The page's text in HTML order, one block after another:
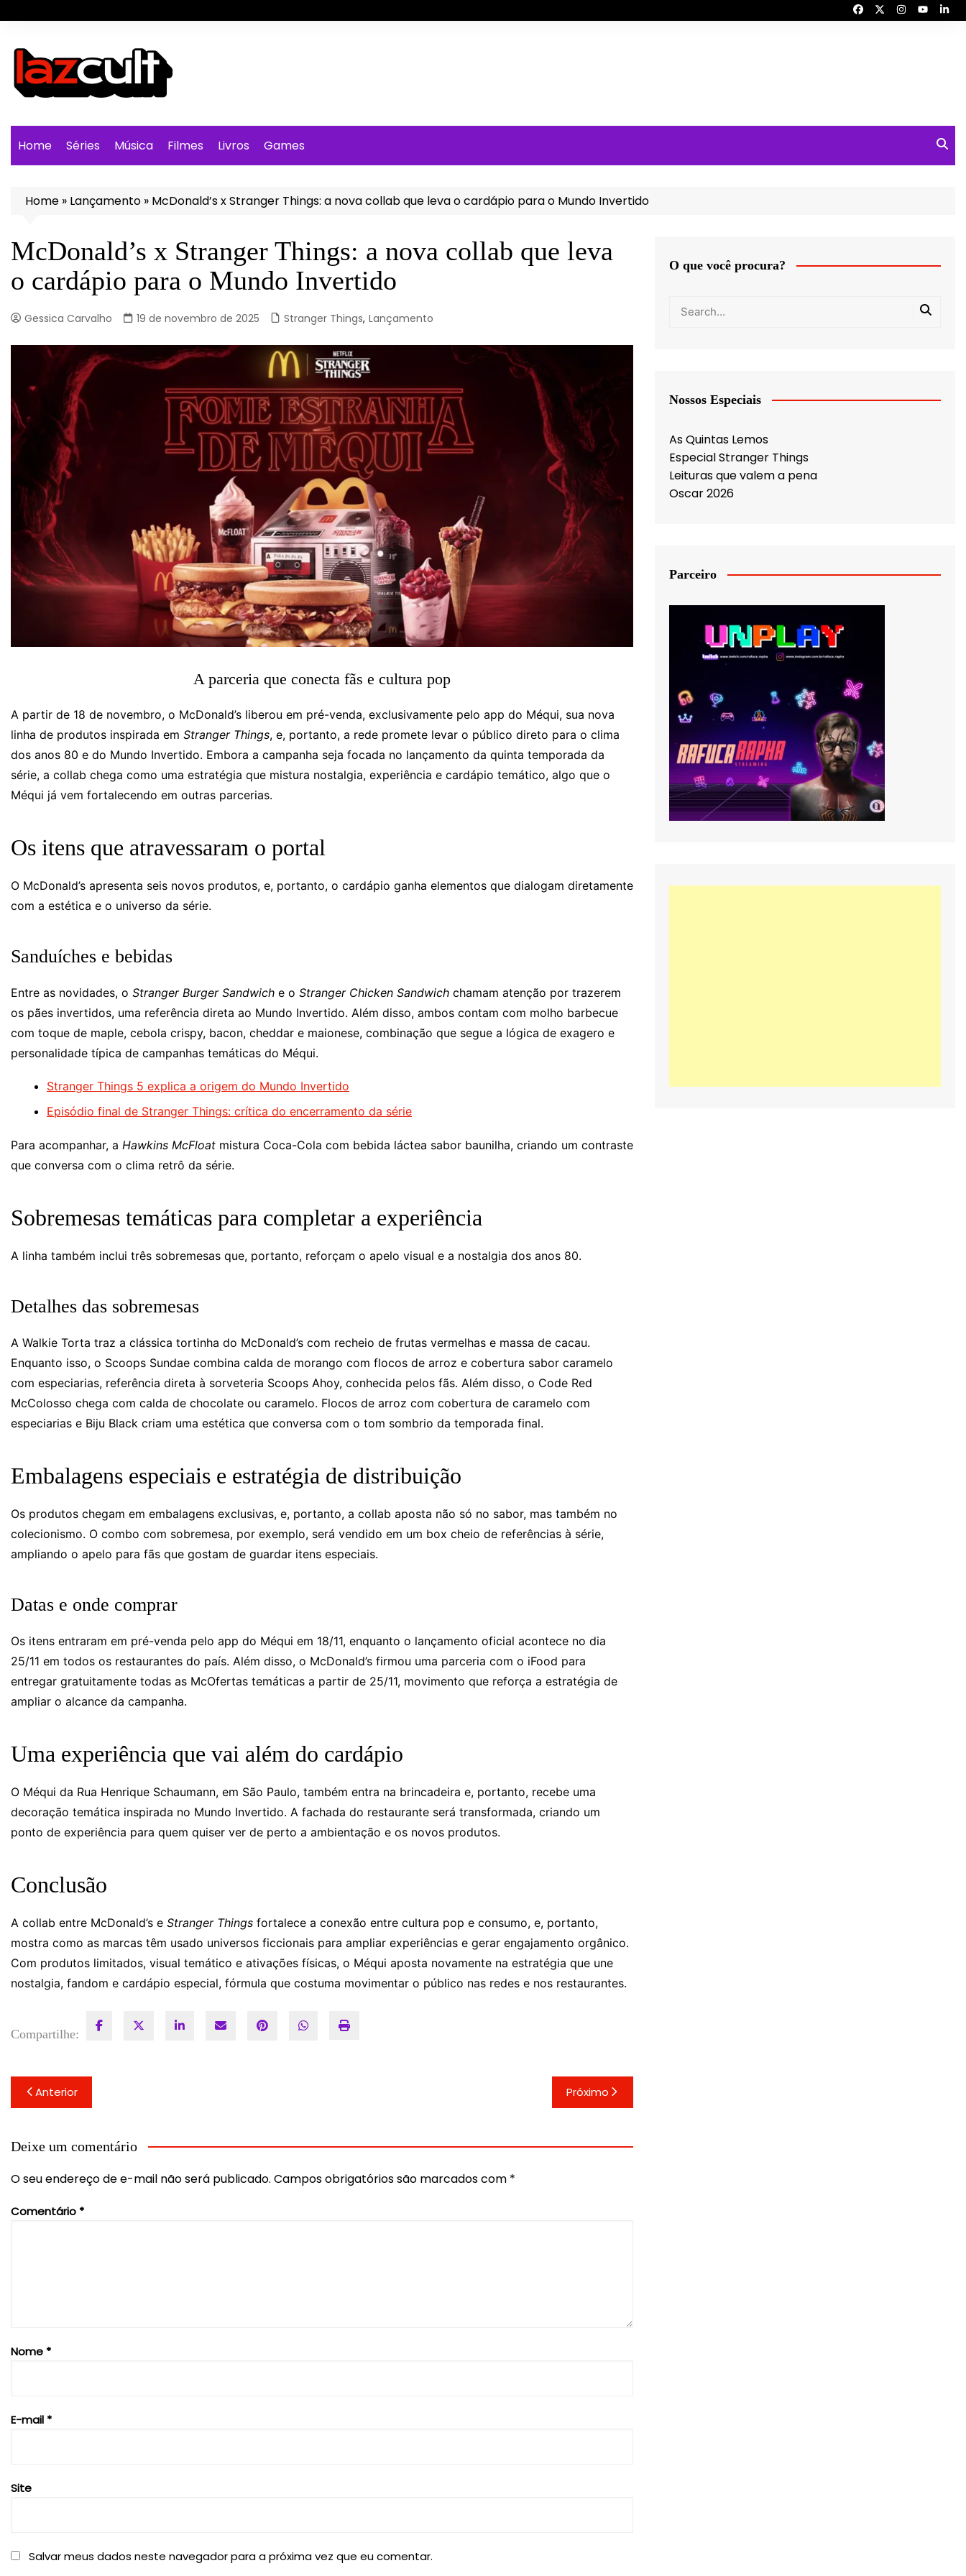
para
conteúdo
Home Séries Música Filmes Livros Games
Home » Lançamento » McDonald’s x Stranger Things: a nova collab que leva o cardápio para o Mundo Invertido
McDonald’s x Stranger Things: a nova collab que leva
o cardápio para o Mundo Invertido
Gessica Carvalho 19 de novembro de 2025 Stranger Things, Lançamento
A parceria que conecta fãs e cultura pop
A partir de 18 de novembro, o McDonald’s liberou em pré-venda, exclusivamente pelo app do Méqui, sua nova
linha de produtos inspirada em Stranger Things, e, portanto, a rede promete levar o público direto para o clima
dos anos 80 e do Mundo Invertido. Embora a campanha seja focada no lançamento da quinta temporada da
série, a collab chega como uma estratégia que mistura nostalgia, experiência e cardápio temático, algo que o
Méqui já vem fortalecendo em outras parcerias.
Os itens que atravessaram o portal
O McDonald’s apresenta seis novos produtos, e, portanto, o cardápio ganha elementos que dialogam diretamente
com a estética e o universo da série.
Sanduíches e bebidas
Entre as novidades, o Stranger Burger Sandwich e o Stranger Chicken Sandwich chamam atenção por trazerem
os pães invertidos, uma referência direta ao Mundo Invertido. Além disso, ambos contam com molho barbecue
com toque de maple, cebola crispy, bacon, cheddar e maionese, combinação que segue a lógica de exagero e
personalidade típica de campanhas temáticas do Méqui.
Stranger Things 5 explica a origem do Mundo Invertido
Episódio final de Stranger Things: crítica do encerramento da série
Para acompanhar, a Hawkins McFloat mistura Coca-Cola com bebida láctea sabor baunilha, criando um contraste
que conversa com o clima retrô da série.
Sobremesas temáticas para completar a experiência
A linha também inclui três sobremesas que, portanto, reforçam o apelo visual e a nostalgia dos anos 80.
Detalhes das sobremesas
A Walkie Torta traz a clássica tortinha do McDonald’s com recheio de frutas vermelhas e massa de cacau.
Enquanto isso, o Scoops Sundae combina calda de morango com flocos de arroz e cobertura sabor caramelo
com especiarias, referência direta à sorveteria Scoops Ahoy, conhecida pelos fãs. Além disso, o Code Red
McColosso chega com calda de chocolate ou caramelo. Flocos de arroz com cobertura de caramelo com
especiarias e Biju Black criam uma estética que conversa com o tom sombrio da temporada final.
Embalagens especiais e estratégia de distribuição
Os produtos chegam em embalagens exclusivas, e, portanto, a collab aposta não só no sabor, mas também no
colecionismo. O combo com sobremesa, por exemplo, será vendido em um box cheio de referências à série,
ampliando o apelo para fãs que gostam de guardar itens especiais.
Datas e onde comprar
Os itens entraram em pré-venda pelo app do Méqui em 18/11, enquanto o lançamento oficial acontece no dia
25/11 em todos os restaurantes do país. Além disso, o McDonald’s firmou uma parceria com o iFood para
entregar gratuitamente todas as McOfertas temáticas a partir de 25/11, movimento que reforça a estratégia de
ampliar o alcance da campanha.
Uma experiência que vai além do cardápio
O Méqui da Rua Henrique Schaumann, em São Paulo, também entra na brincadeira e, portanto, recebe uma
decoração temática inspirada no Mundo Invertido. A fachada do restaurante será transformada, criando um
ponto de experiência para quem quiser ver de perto a ambientação e os novos produtos.
Conclusão
A collab entre McDonald’s e Stranger Things fortalece a conexão entre cultura pop e consumo, e, portanto,
mostra como as marcas têm usado universos ficcionais para ampliar experiências e gerar engajamento orgânico.
Com produtos limitados, visual temático e ativações físicas, o Méqui aposta novamente na estratégia que une
nostalgia, fandom e cardápio especial, fórmula que costuma movimentar o público nas redes e nos restaurantes.
Compartilhe:
Navegação
de
Post
Anterior Próximo
Deixe um comentário
O seu endereço de e-mail não será publicado. Campos obrigatórios são marcados com *
Comentário *
Nome *
E-mail *
Site
Salvar meus dados neste navegador para a próxima vez que eu comentar.
O que você procura?
Nossos Especiais
As Quintas Lemos
Especial Stranger Things
Leituras que valem a pena
Oscar 2026
Parceiro